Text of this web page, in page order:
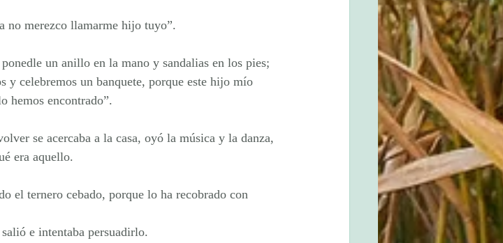
no merezco llamarme hijo tuyo”.
un anillo en la mano y sandalias en los pies;
y celebremos un banquete, porque este hijo mío
hemos encontrado”.
se acercaba a la casa, oyó la música y la danza,
era aquello.
el ternero cebado, porque lo ha recobrado con
e intentaba persuadirlo.